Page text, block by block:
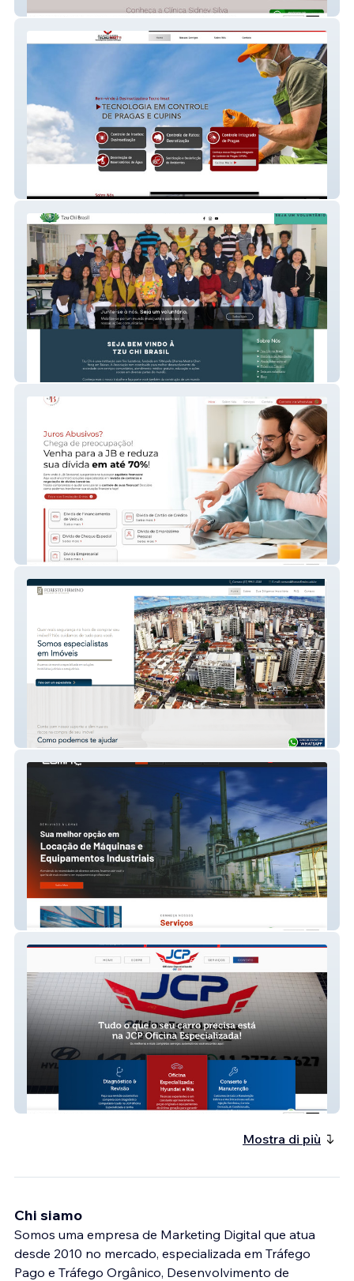
Clínica Sidney Silva
Fundação Tzu Chi Brasil
JB Revisional
Foresto Firmino Adv
Lomac
Mostra di più
Chi siamo
Somos uma empresa de Marketing Digital que atua
desde 2010 no mercado, especializada em Tráfego
Pago e Tráfego Orgânico, Desenvolvimento de